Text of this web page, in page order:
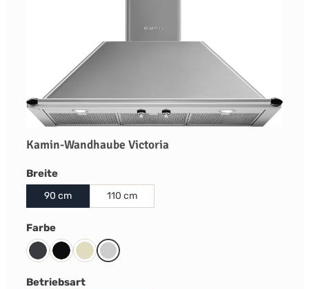
Kamin-Wandhaube Victoria
Breiteauswählen
90 cm 110 cm
Farbeauswählen
Slate Grey
SchwarzCremeEdelstahl
Betriebsartauswählen